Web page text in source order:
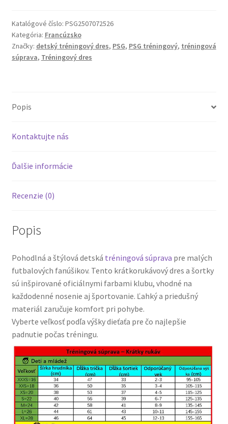
PSG
25/26
červený
Katalógové číslo: PSG2507072526
Kategória: Francúzsko
Značky: detský tréningový dres, PSG, PSG tréningový, tréningová
súprava, Tréningový dres
Popis
Kontaktujte nás
Ďalšie informácie
Recenzie (0)
Popis
Pohodlná a štýlová detská tréningová súprava pre malých
futbalových fanúšikov. Tento krátkorukávový dres a šortky
sú inšpirované oficiálnymi farbami klubu, vhodné na
každodenné nosenie aj športovanie. Ľahký a priedušný
materiál zaručuje komfort pri pohybe.
Vyberte veľkosť podľa výšky dieťaťa pre čo najlepšie
padnutie počas tréningu.